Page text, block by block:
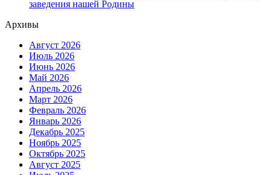
заведения нашей Родины
Архивы
Август 2026
Июль 2026
Июнь 2026
Май 2026
Апрель 2026
Март 2026
Февраль 2026
Январь 2026
Декабрь 2025
Ноябрь 2025
Октябрь 2025
Август 2025